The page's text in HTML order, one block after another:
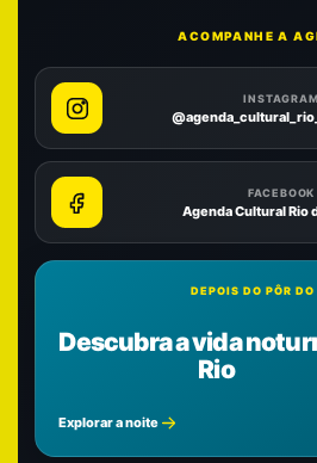
ACOMPANHE A
INSTAGRAM
FACEBOOK
Agenda Cultural Rio
DEPOIS DO PÔR DO
Descubra a vida
Rio
Explorar a noite